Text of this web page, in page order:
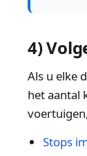
4)
Als u elke
het aantal
Stops